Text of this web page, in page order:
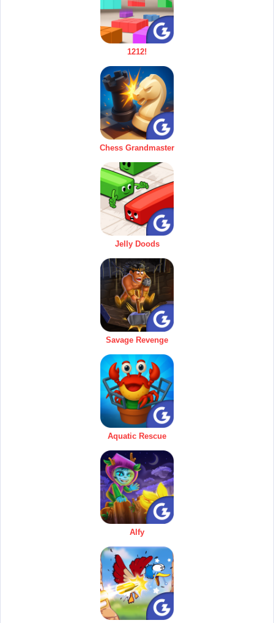
1212!
Chess Grandmaster
Jelly Doods
Savage Revenge
Aquatic Rescue
Alfy